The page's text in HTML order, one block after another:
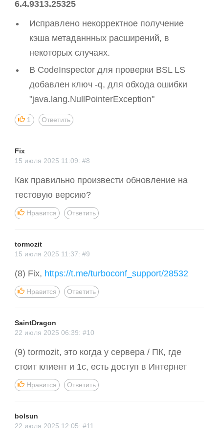
6.4.9313.25325
Исправлено некорректное получение
кэша метаданнных расширений, в
некоторых случаях.
В CodeInspector для проверки BSL LS
добавлен ключ -q, для обхода ошибки
"java.lang.NullPointerException"
1 Ответить
Fix
15 июля 2025 11:09: #8
Как правильно произвести обновление на
тестовую версию?
Нравится Ответить
tormozit
15 июля 2025 11:37: #9
(8) Fix, https://t.me/turboconf_support/28532
Нравится Ответить
SaintDragon
22 июля 2025 06:39: #10
(9) tormozit, это когда у сервера / ПК, где
стоит клиент и 1с, есть доступ в Интернет
Нравится Ответить
bolsun
22 июля 2025 12:05: #11